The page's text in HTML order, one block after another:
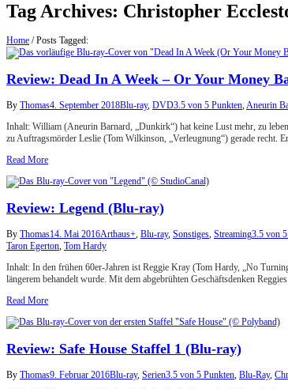
Tag Archives: Christopher
Home /Posts Tagged:
Review: Dead In A Week – Or Your Money
By Thomas4. September 2018Blu-ray, DVD3.5 von 5 Punkten,Aneurin
Inhalt: William (Aneurin Barnard, „Dunkirk“) hat keine Lust mehr, zu
zu Auftragsmörder Leslie (Tom Wilkinson, „Verleugnung“) gerade recht.
Read More
Review: Legend (Blu-ray)
By Thomas14. Mai 2016Arthaus+, Blu-ray, Sonstiges, Streaming3.5 von
Taron Egerton, Tom Hardy
Inhalt: In den frühen 60er-Jahren ist Reggie Kray (Tom Hardy, „No
längerem behandelt wurde. Mit dem abgebrühten Geschäftsdenken
Read More
Review: Safe House Staffel 1 (Blu-ray)
By Thomas9. Februar 2016Blu-ray, Serien3.5 von 5 Punkten Blu-Ray,